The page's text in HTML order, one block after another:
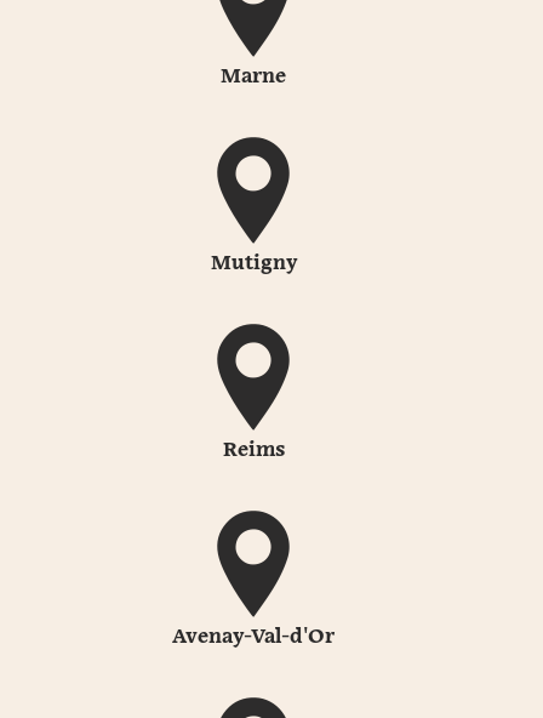
Marne
Mutigny
Reims
Avenay-Val-d'Or